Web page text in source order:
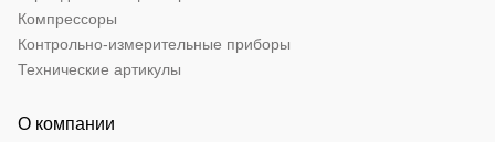
Компрессоры
Контрольно-измерительные приборы
Технические артикулы
О компании